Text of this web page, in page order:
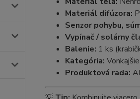
Materiál difúzora:
Senzor pohybu,
Vypínač / solárny
Balenie: 1 ks
Kategória:
Produktová rada: